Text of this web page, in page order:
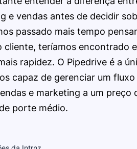
e vendas antes de decidir
passado mais tempo
cliente, teríamos encontrado
rapidez. O Pipedrive é a
capaz de gerenciar um fluxo
e marketing a um preço
porte médio.